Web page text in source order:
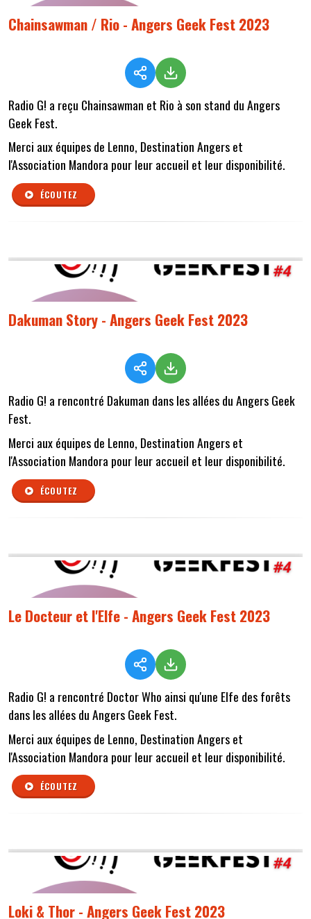
Chainsawman / Rio - Angers Geek Fest 2023
Radio G! a reçu Chainsawman et Rio à son stand du Angers
Geek Fest.
Merci aux équipes de Lenno, Destination Angers et
l'Association Mandora pour leur accueil et leur disponibilité.
ÉCOUTEZ
Dakuman Story - Angers Geek Fest 2023
Radio G! a rencontré Dakuman dans les allées du Angers Geek
Fest.
Merci aux équipes de Lenno, Destination Angers et
l'Association Mandora pour leur accueil et leur disponibilité.
ÉCOUTEZ
Le Docteur et l'Elfe - Angers Geek Fest 2023
Radio G! a rencontré Doctor Who ainsi qu'une Elfe des forêts
dans les allées du Angers Geek Fest.
Merci aux équipes de Lenno, Destination Angers et
l'Association Mandora pour leur accueil et leur disponibilité.
ÉCOUTEZ
Loki & Thor - Angers Geek Fest 2023